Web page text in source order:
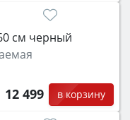
см черный
12 499 в корзину